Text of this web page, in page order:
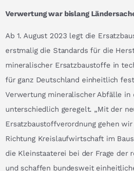
Verwertung war bislang
Ab 1. August 2023 legt die
erstmalig die Standards für die
mineralischer Ersatzbaustoffe in
für ganz Deutschland einheitlich
Verwertung mineralischer Abfälle in
unterschiedlich geregelt. „Mit der
Ersatzbaustoffverordnung gehen
Richtung Kreislaufwirtschaft im
die Kleinstaaterei bei der Frage der
und schaffen bundesweit